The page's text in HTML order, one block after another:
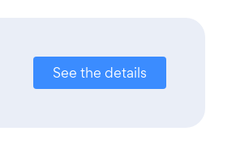
See the details